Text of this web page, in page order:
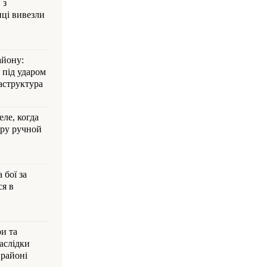
з
вивезли
ударом
когда
ручной
за
в
та